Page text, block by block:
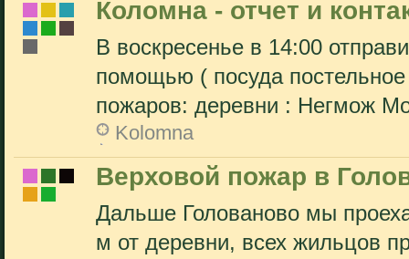
Коломна - отчет и
В воскресенье в 14:00
помощью ( посуда
пожаров: деревни : Негмож
Kolomna
Верховой пожар в
Дальше Голованово мы
м от деревни, всех жильцов